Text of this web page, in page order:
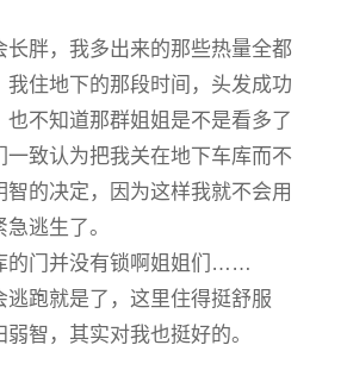
长胖，我多出来的那些热量全都
我住地下的那段时间，头发成功
也不知道那群姐姐是不是看多了
一致认为把我关在地下车库而不
智的决定，因为这样我就不会用
逃生了。
的门并没有锁啊姐姐们……
逃跑就是了，这里住得挺舒服
智，其实对我也挺好的。